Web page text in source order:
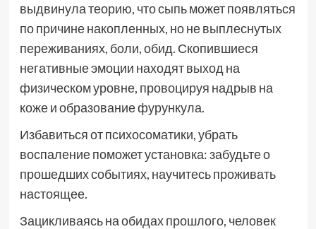
выдвинула теорию, что сыпь может появляться
по причине накопленных, но не выплеснутых
переживаниях, боли, обид. Скопившиеся
негативные эмоции находят выход на
физическом уровне, провоцируя надрыв на
коже и образование фурункула.
Избавиться от психосоматики, убрать
воспаление поможет установка: забудьте о
прошедших событиях, научитесь проживать
настоящее.
Зацикливаясь на обидах прошлого, человек